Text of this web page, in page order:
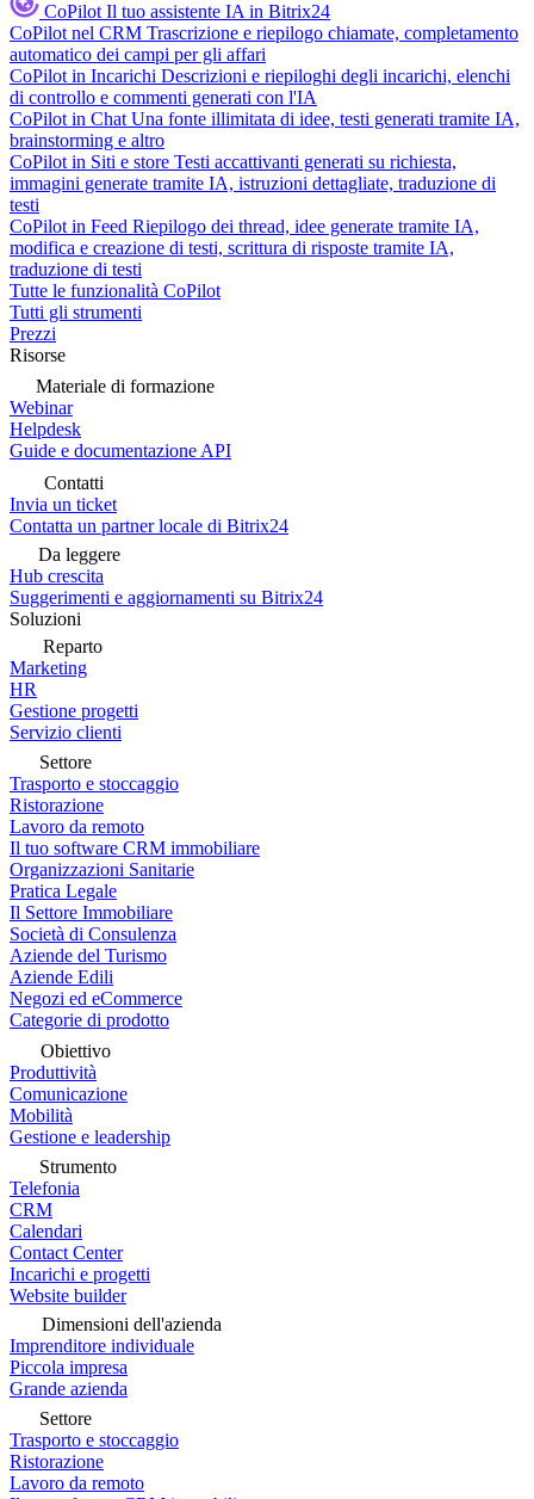
CoPilot Il tuo assistente IA in Bitrix24
CoPilot nel CRM Trascrizione e riepilogo chiamate, completamento
automatico dei campi per gli affari
CoPilot in Incarichi Descrizioni e riepiloghi degli incarichi, elenchi
di controllo e commenti generati con l'IA
CoPilot in Chat Una fonte illimitata di idee, testi generati tramite IA,
brainstorming e altro
CoPilot in Siti e store Testi accattivanti generati su richiesta,
immagini generate tramite IA, istruzioni dettagliate, traduzione di
testi
CoPilot in Feed Riepilogo dei thread, idee generate tramite IA,
modifica e creazione di testi, scrittura di risposte tramite IA,
traduzione di testi
Tutte le funzionalità CoPilot
Tutti gli strumenti
Prezzi
Risorse
Materiale di formazione
Webinar
Helpdesk
Guide e documentazione API
Contatti
Invia un ticket
Contatta un partner locale di Bitrix24
Da leggere
Hub crescita
Suggerimenti e aggiornamenti su Bitrix24
Soluzioni
Reparto
Marketing
HR
Gestione progetti
Servizio clienti
Settore
Trasporto e stoccaggio
Ristorazione
Lavoro da remoto
Il tuo software CRM immobiliare
Organizzazioni Sanitarie
Pratica Legale
Il Settore Immobiliare
Società di Consulenza
Aziende del Turismo
Aziende Edili
Negozi ed eCommerce
Categorie di prodotto
Obiettivo
Produttività
Comunicazione
Mobilità
Gestione e leadership
Strumento
Telefonia
CRM
Calendari
Contact Center
Incarichi e progetti
Website builder
Dimensioni dell'azienda
Imprenditore individuale
Piccola impresa
Grande azienda
Settore
Trasporto e stoccaggio
Ristorazione
Lavoro da remoto